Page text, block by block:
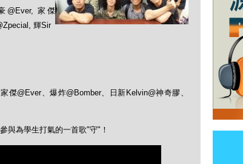
@Ever, 家傑
輝Sir
傑@Ever、爆炸@Bomber、日新Kelvin@神奇膠、
與為學生打氣的一首歌"守"！